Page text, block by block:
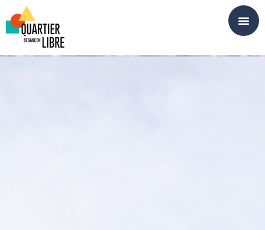
Panneau de gestion des cookies